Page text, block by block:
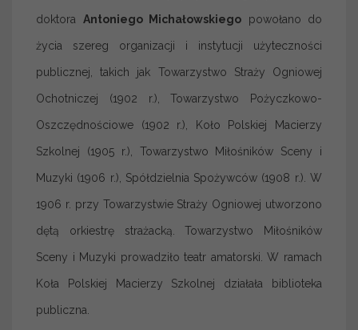
doktora Antoniego Michałowskiego powołano do
życia szereg organizacji i instytucji użyteczności
publicznej, takich jak Towarzystwo Straży Ogniowej
Ochotniczej (1902 r.), Towarzystwo Pożyczkowo-
Oszczędnościowe (1902 r.), Koło Polskiej Macierzy
Szkolnej (1905 r.), Towarzystwo Miłośników Sceny i
Muzyki (1906 r.), Spółdzielnia Spożywców (1908 r.). W
1906 r. przy Towarzystwie Straży Ogniowej utworzono
dętą orkiestrę strażacką. Towarzystwo Miłośników
Sceny i Muzyki prowadziło teatr amatorski. W ramach
Koła Polskiej Macierzy Szkolnej działała biblioteka
publiczna.